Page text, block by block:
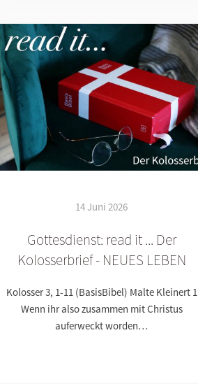
14 Juni 2026
Gottesdienst: read it ... Der
Kolosserbrief - NEUES LEBEN
Kolosser 3, 1-11 (BasisBibel) Malte Kleinert 1
Wenn ihr also zusammen mit Christus
auferweckt worden…